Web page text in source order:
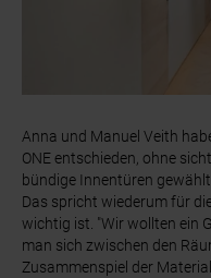
Anna und Manuel Veith
ONE entschieden, ohne
bündige Innentüren
Das spricht wiederum für
wichtig ist. "Wir wollten ein
man sich zwischen den
Zusammenspiel der